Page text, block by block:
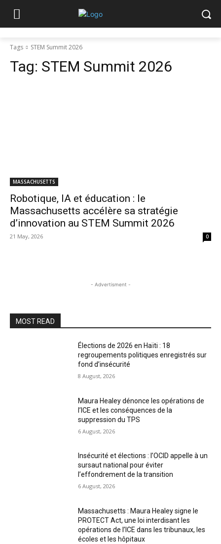
Tags STEM Summit 2026
Tag: STEM Summit 2026
MASSACHUSETTS
Robotique, IA et éducation : le
Massachusetts accélère sa stratégie
d’innovation au STEM Summit 2026
21 May, 2026 0
- Advertisment -
MOST READ
Élections de 2026 en Haïti : 18
regroupements politiques enregistrés sur
fond d’insécurité
8 August, 2026
Maura Healey dénonce les opérations de
l’ICE et les conséquences de la
suppression du TPS
6 August, 2026
Insécurité et élections : l’OCID appelle à un
sursaut national pour éviter
l’effondrement de la transition
6 August, 2026
Massachusetts : Maura Healey signe le
PROTECT Act, une loi interdisant les
opérations de l’ICE dans les tribunaux, les
écoles et les hôpitaux